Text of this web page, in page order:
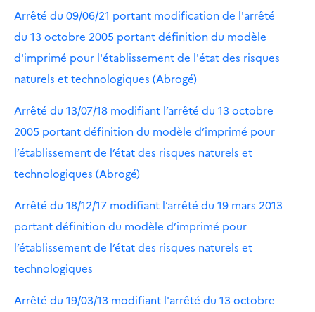
Arrêté du 09/06/21 portant modification de l'arrêté
du 13 octobre 2005 portant définition du modèle
d'imprimé pour l'établissement de l'état des risques
naturels et technologiques (Abrogé)
Arrêté du 13/07/18 modifiant l’arrêté du 13 octobre
2005 portant définition du modèle d’imprimé pour
l’établissement de l’état des risques naturels et
technologiques (Abrogé)
Arrêté du 18/12/17 modifiant l’arrêté du 19 mars 2013
portant définition du modèle d’imprimé pour
l’établissement de l’état des risques naturels et
technologiques
Arrêté du 19/03/13 modifiant l'arrêté du 13 octobre